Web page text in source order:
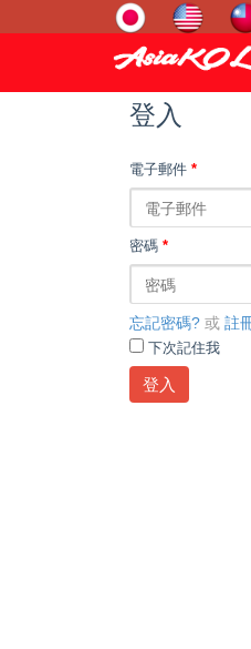
登入
電子郵件 *
密碼 *
忘記密碼? 或 註
下次記住我
登入